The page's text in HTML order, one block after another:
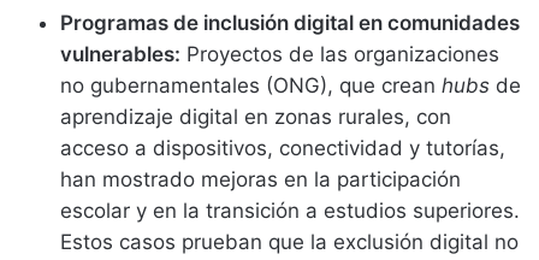
Programas de inclusión digital en comunidades
vulnerables: Proyectos de las organizaciones
no gubernamentales (ONG), que crean hubs de
aprendizaje digital en zonas rurales, con
acceso a dispositivos, conectividad y tutorías,
han mostrado mejoras en la participación
escolar y en la transición a estudios superiores.
Estos casos prueban que la exclusión digital no